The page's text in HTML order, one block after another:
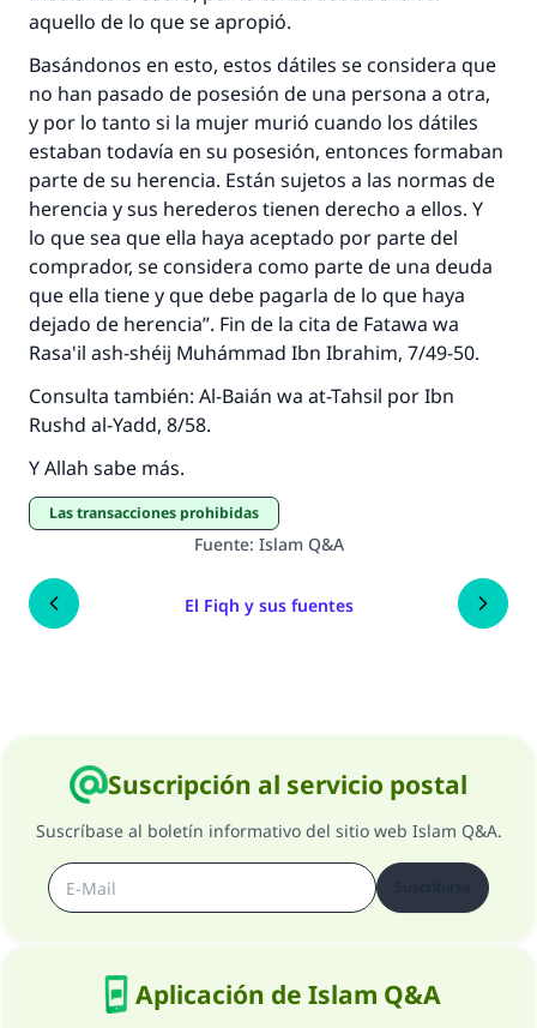
aquello de lo que se apropió.
Basándonos en esto, estos dátiles se considera que
no han pasado de posesión de una persona a otra,
y por lo tanto si la mujer murió cuando los dátiles
estaban todavía en su posesión, entonces formaban
parte de su herencia. Están sujetos a las normas de
herencia y sus herederos tienen derecho a ellos. Y
lo que sea que ella haya aceptado por parte del
comprador, se considera como parte de una deuda
que ella tiene y que debe pagarla de lo que haya
dejado de herencia”. Fin de la cita de Fatawa wa
Rasa'il ash-shéij Muhámmad Ibn Ibrahim, 7/49-50.
Consulta también: Al-Baián wa at-Tahsil por Ibn
Rushd al-Yadd, 8/58.
Y Allah sabe más.
Las transacciones prohibidas
Fuente: Islam Q&A
El Fiqh y sus fuentes
Suscripción al servicio postal
Suscríbase al boletín informativo del sitio web Islam Q&A.
Aplicación de Islam Q&A